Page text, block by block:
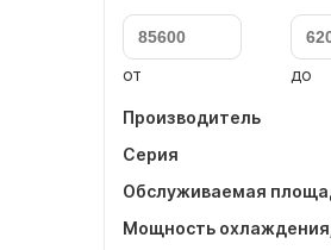
от до
Производитель
Серия
Обслуживаемая
Мощность